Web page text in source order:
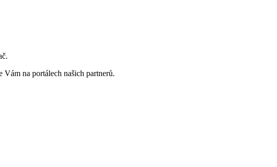
Vám na portálech našich partnerů.